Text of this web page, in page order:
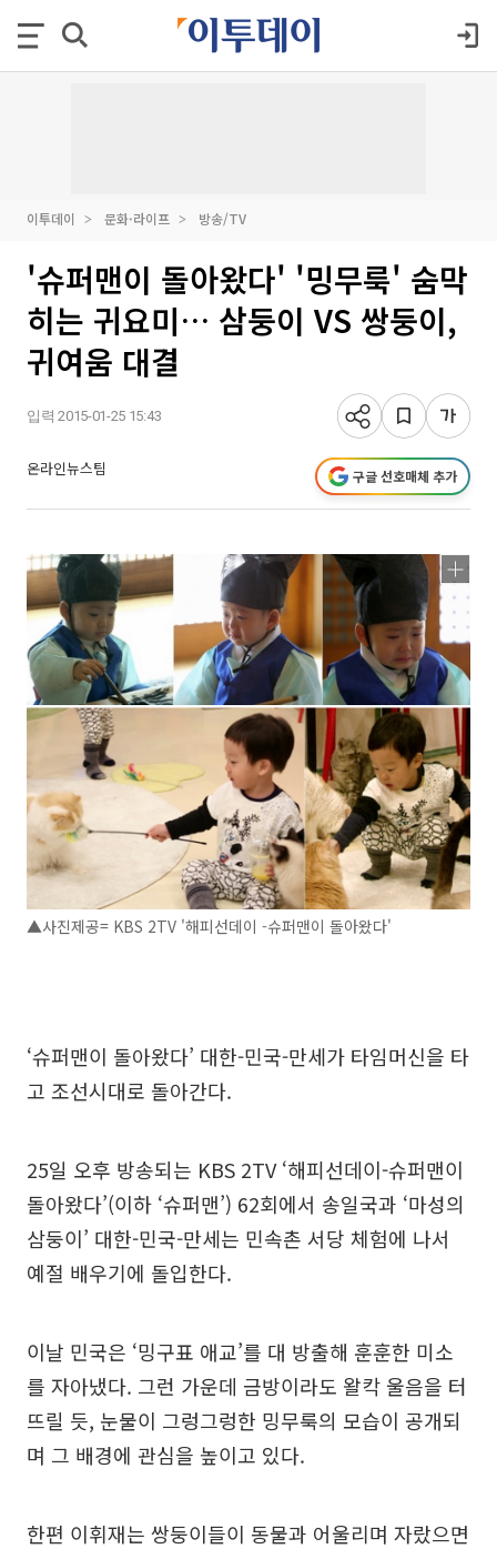
이투데이 문화·라이프 방송/TV
'슈퍼맨이 돌아왔다' '밍무룩' 숨막
히는 귀요미… 삼둥이 VS 쌍둥이,
귀여움 대결
입력 2015-01-25 15:43
온라인뉴스팀 구글 선호매체 추가
▲사진제공= KBS 2TV '해피선데이 -슈퍼맨이 돌아왔다'
‘슈퍼맨이 돌아왔다’ 대한-민국-만세가 타임머신을 타
고 조선시대로 돌아간다.
25일 오후 방송되는 KBS 2TV ‘해피선데이-슈퍼맨이
돌아왔다’(이하 ‘슈퍼맨’) 62회에서 송일국과 ‘마성의
삼둥이’ 대한-민국-만세는 민속촌 서당 체험에 나서
예절 배우기에 돌입한다.
이날 민국은 ‘밍구표 애교’를 대 방출해 훈훈한 미소
를 자아냈다. 그런 가운데 금방이라도 왈칵 울음을 터
뜨릴 듯, 눈물이 그렁그렁한 밍무룩의 모습이 공개되
며 그 배경에 관심을 높이고 있다.
한편 이휘재는 쌍둥이들이 동물과 어울리며 자랐으면